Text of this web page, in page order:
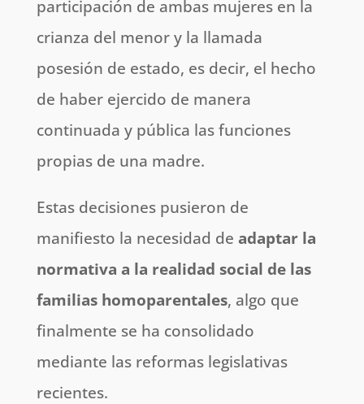
participación de ambas mujeres en la
crianza del menor y la llamada
posesión de estado, es decir, el hecho
de haber ejercido de manera
continuada y pública las funciones
propias de una madre.
Estas decisiones pusieron de
manifiesto la necesidad de adaptar la
normativa a la realidad social de las
familias homoparentales, algo que
finalmente se ha consolidado
mediante las reformas legislativas
recientes.